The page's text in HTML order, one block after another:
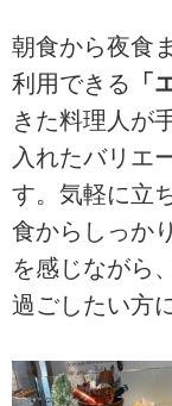
朝食から夜食
利用できる 「
きた料理人が
入れたバリエ
す。気軽に立
食からしっか
を感じながら
過ごしたい方